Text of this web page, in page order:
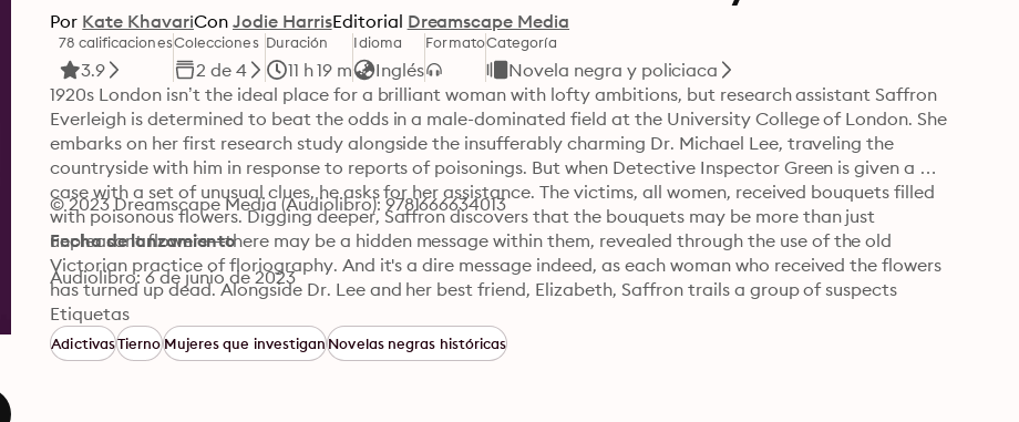
Por Kate KhavariCon Jodie HarrisEditorial Dreamscape Media
78 calificaciones
3.9
Colecciones
2 de 4
Duración
11 h 19 m
Idioma
Inglés
FormatoCategoría
Novela negra y policiaca
1920s London isn’t the ideal place for a brilliant woman with lofty ambitions, but research assistant Saffron
Everleigh is determined to beat the odds in a male-dominated field at the University College of London. She
embarks on her first research study alongside the insufferably charming Dr. Michael Lee, traveling the
countryside with him in response to reports of poisonings. But when Detective Inspector Green is given a
case with a set of unusual clues, he asks for her assistance. The victims, all women, received bouquets filled
with poisonous flowers. Digging deeper, Saffron discovers that the bouquets may be more than just
unpleasant flowers—there may be a hidden message within them, revealed through the use of the old
Victorian practice of floriography. And it's a dire message indeed, as each woman who received the flowers
has turned up dead. Alongside Dr. Lee and her best friend, Elizabeth, Saffron trails a group of suspects
through a dark jazz club, a lavish country estate, and a glittering theatre, delving deeper into a part of
society she thought she’d left behind forever. Will Saffron be able to catch the killer before they send their
next bouquet, or will she find herself with fatal flowers of her own?
© 2023 Dreamscape Media (Audiolibro): 9781666634013
Fecha de lanzamiento
Audiolibro: 6 de junio de 2023
Etiquetas
AdictivasTiernoMujeres que investiganNovelas negras históricas